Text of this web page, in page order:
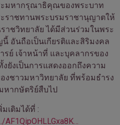
มหากรุณาธิคุณของพระบาท
ะราชทานพระบรมราชานุญาตให้
ชวิทยาลัย ได้มีส่วนร่วมในพระ
อันถือเป็นเกียรติและสิริมงคล
ย์ เจ้าหน้าที่ และบุคลากรของ
ยังเป็นการแสดงออกถึงความ
ชาวมหาวิทยาลัย ที่พร้อมธำรง
หากษัตริย์สืบไป
เติมได้ที่ :